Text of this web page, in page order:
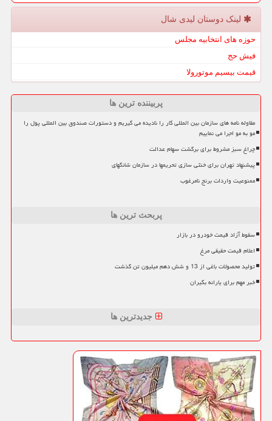
لینک دوستان لیدی شال
حوزه های انتخابیه مجلس
فیش حج
قیمت بیسیم موتورولا
پربیننده ترین ها
مقاوله نامه های سازمان بین المللی کار را نادیده می گیریم و دستورات صندوق بین المللی پول را
مو به مو اجرا می نماییم
چراغ سبز مشروط برای برگشت سهام عدالت
پیشنهاد تهران برای خنثی سازی تحریمها در سازمان شانگهای
ممنوعیت واردات برنج نامرغوب
پربحث ترین ها
سقوط آزاد قیمت خودرو در بازار
اعلام قیمت حقیقی مرغ
تولید محصولات باغی از 13 و شش دهم میلیون تن گذشت
خبر مهم برای یارانه بگیران
جدیدترین ها